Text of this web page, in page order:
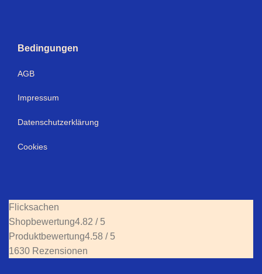
Bedingungen
AGB
Impressum
Datenschutzerklärung
Cookies
Flicksachen
Shopbewertung4.82 / 5
Produktbewertung4.58 / 5
1630 Rezensionen